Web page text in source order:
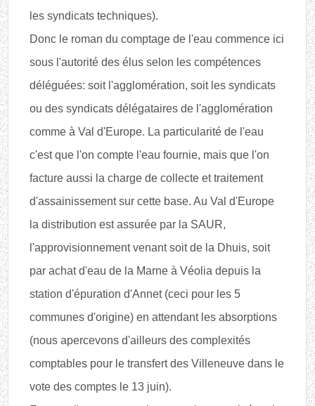
les syndicats techniques).
Donc le roman du comptage de l'eau commence ici
sous l'autorité des élus selon les compétences
déléguées: soit l'agglomération, soit les syndicats
ou des syndicats délégataires de l'agglomération
comme à Val d'Europe. La particularité de l'eau
c'est que l'on compte l'eau fournie, mais que l'on
facture aussi la charge de collecte et traitement
d'assainissement sur cette base. Au Val d'Europe
la distribution est assurée par la SAUR,
l'approvisionnement venant soit de la Dhuis, soit
par achat d'eau de la Marne à Véolia depuis la
station d'épuration d'Annet (ceci pour les 5
communes d'origine) en attendant les absorptions
(nous apercevons d'ailleurs des complexités
comptables pour le transfert des Villeneuve dans le
vote des comptes le 13 juin).